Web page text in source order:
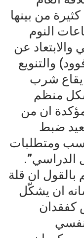
من بينها
النوم
والابتعاد عن
والتنويع
شرب
منظم
ان من
ضبط
ومتطلبات
الدراسي”.
بالقول ان قلة
ان يشكّل
كفقدان